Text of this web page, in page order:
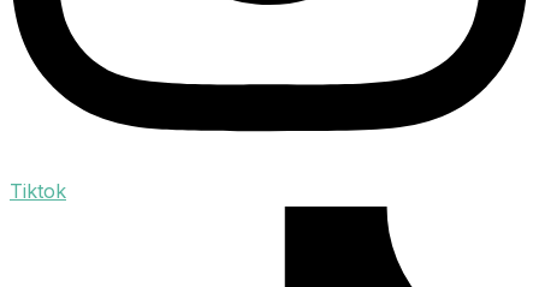
Tiktok